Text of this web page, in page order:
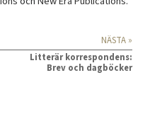
NÄSTA »
Litterär korrespondens:
Brev och dagböcker